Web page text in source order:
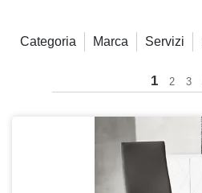
Categoria Marca Servizi
1 2 3